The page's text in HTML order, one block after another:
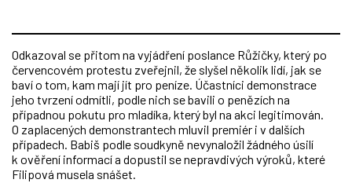
Odkazoval se přitom na vyjádření poslance Růžičky, který po
červencovém protestu zveřejnil, že slyšel několik lidí, jak se
baví o tom, kam mají jít pro peníze. Účastníci demonstrace
jeho tvrzení odmítli, podle nich se bavili o penězích na
případnou pokutu pro mladíka, který byl na akci legitimován.
O zaplacených demonstrantech mluvil premiér i v dalších
případech. Babiš podle soudkyně nevynaložil žádného úsilí
k ověření informací a dopustil se nepravdivých výroků, které
Filipová musela snášet.